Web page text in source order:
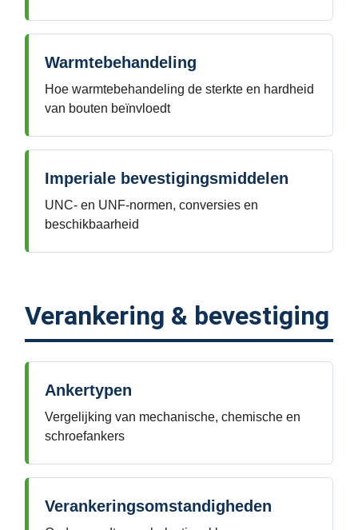
Warmtebehandeling
Hoe warmtebehandeling de sterkte en hardheid
van bouten beïnvloedt
Imperiale bevestigingsmiddelen
UNC- en UNF-normen, conversies en
beschikbaarheid
Verankering & bevestiging
Ankertypen
Vergelijking van mechanische, chemische en
schroefankers
Verankeringsomstandigheden